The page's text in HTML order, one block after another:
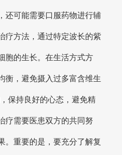
还可能需要口服药物进行辅
疗方法，通过特定波长的紫
胞的生长。在生活方式方
衡，避免摄入过多富含维生
保持良好的心态，避免精
疗需要医患双方的共同努
。重要的是，要充分了解复